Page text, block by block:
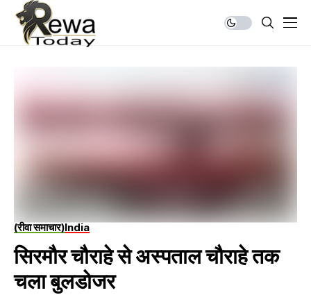
(रीवा समाचार)India
सिरमौर चौराहे से अस्पताल चौराहे तक
चला बुलडोजर